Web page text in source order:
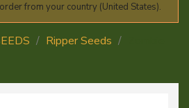
from your country (United States).
Ripper Seeds